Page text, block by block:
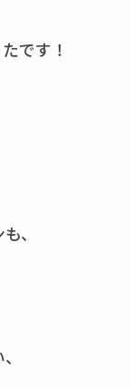
です！
、